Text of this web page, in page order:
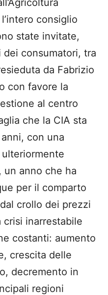
consiglio
state invitate,
consumatori, tra
da Fabrizio
con favore la
al centro
che la CIA sta
con una
anno che ha
per il comparto
crollo dei prezzi
inarrestabile
costanti: aumento
crescita delle
decremento in
regioni